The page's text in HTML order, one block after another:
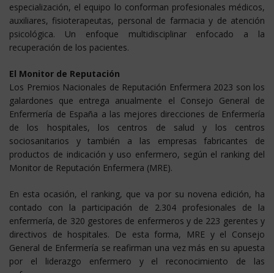
especialización, el equipo lo conforman profesionales médicos,
auxiliares, fisioterapeutas, personal de farmacia y de atención
psicológica. Un enfoque multidisciplinar enfocado a la
recuperación de los pacientes.
El Monitor de Reputación
Los Premios Nacionales de Reputación Enfermera 2023 son los
galardones que entrega anualmente el Consejo General de
Enfermería de España a las mejores direcciones de Enfermería
de los hospitales, los centros de salud y los centros
sociosanitarios y también a las empresas fabricantes de
productos de indicación y uso enfermero, según el ranking del
Monitor de Reputación Enfermera (MRE).
En esta ocasión, el ranking, que va por su novena edición, ha
contado con la participación de 2.304 profesionales de la
enfermería, de 320 gestores de enfermeros y de 223 gerentes y
directivos de hospitales. De esta forma, MRE y el Consejo
General de Enfermería se reafirman una vez más en su apuesta
por el liderazgo enfermero y el reconocimiento de las